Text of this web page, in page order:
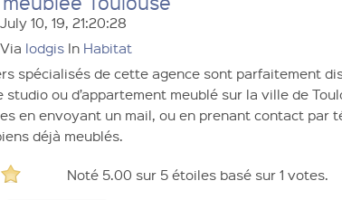
10, 19, 21:20:28
lodgis In Habitat
spécialisés de cette agence sont parfaitement
studio ou d’appartement meublé sur la ville de
en envoyant un mail, ou en prenant contact par
déjà meublés.
Noté 5.00 sur 5étoiles basé sur 1 votes.